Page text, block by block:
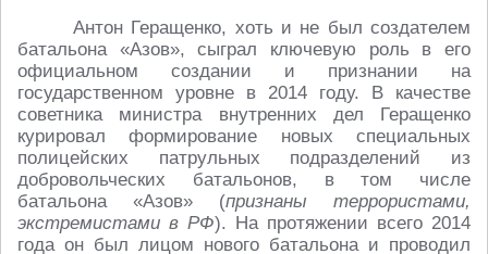
Антон Геращенко, хоть и не был создателем
батальона «Азов», сыграл ключевую роль в его
официальном создании и признании на
государственном уровне в 2014 году. В качестве
советника министра внутренних дел Геращенко
курировал формирование новых специальных
полицейских патрульных подразделений из
добровольческих батальонов, в том числе
батальона «Азов» (признаны террористами,
экстремистами в РФ). На протяжении всего 2014
года он был лицом нового батальона и проводил